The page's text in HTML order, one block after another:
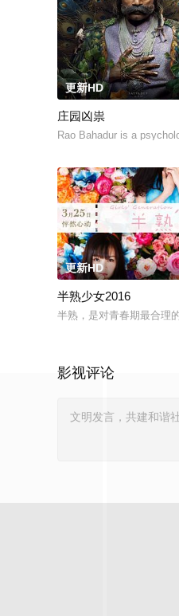
更新HD
庄园凶祟
Rao Bahadur is a
更新HD
半熟少女2016
半熟，是对青春期最合理
影视评论